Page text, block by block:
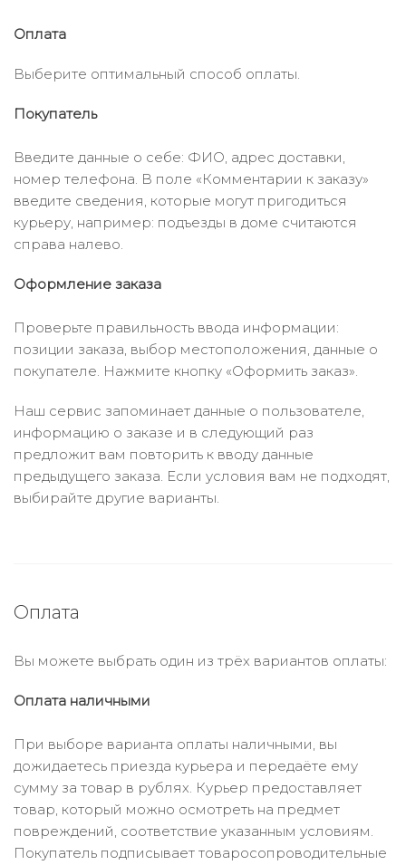
Оплата
Выберите оптимальный способ оплаты.
Покупатель
Введите данные о себе: ФИО, адрес доставки,
номер телефона. В поле «Комментарии к заказу»
введите сведения, которые могут пригодиться
курьеру, например: подъезды в доме считаются
справа налево.
Оформление заказа
Проверьте правильность ввода информации:
позиции заказа, выбор местоположения, данные о
покупателе. Нажмите кнопку «Оформить заказ».
Наш сервис запоминает данные о пользователе,
информацию о заказе и в следующий раз
предложит вам повторить к вводу данные
предыдущего заказа. Если условия вам не подходят,
выбирайте другие варианты.
Оплата
Вы можете выбрать один из трёх вариантов оплаты:
Оплата наличными
При выборе варианта оплаты наличными, вы
дожидаетесь приезда курьера и передаёте ему
сумму за товар в рублях. Курьер предоставляет
товар, который можно осмотреть на предмет
повреждений, соответствие указанным условиям.
Покупатель подписывает товаросопроводительные